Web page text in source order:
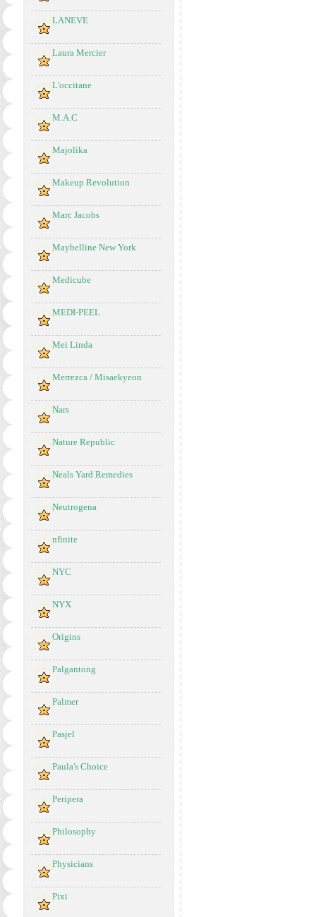
LANEVE
Laura Mercier
L'occitane
M.A.C
Majolika
Makeup Revolution
Marc Jacobs
Maybelline New York
Medicube
MEDI-PEEL
Mei Linda
Merrezca / Misaekyeon
Nars
Nature Republic
Neals Yard Remedies
Neutrogena
nfinite
NYC
NYX
Origins
Palgantong
Palmer
Pasjel
Paula's Choice
Peripera
Philosophy
Physicians
Pixi